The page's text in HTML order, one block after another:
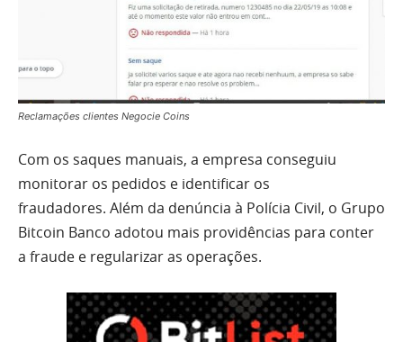
Reclamações clientes Negocie Coins
Com os saques manuais, a empresa conseguiu
monitorar os pedidos e identificar os
fraudadores. Além da denúncia à Polícia Civil, o Grupo
Bitcoin Banco adotou mais providências para conter
a fraude e regularizar as operações.